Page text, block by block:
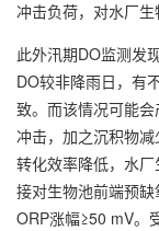
冲击负荷，对水厂生
此外汛期DO监测发
DO较非降雨日，有
致。而该情况可能
冲击，加之沉积物
转化效率降低，水
接对生物池前端预
ORP涨幅≥50 mV